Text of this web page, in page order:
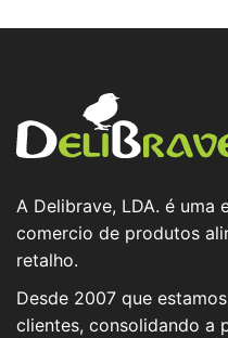
A Delibrave, LDA. é uma
comercio de produtos
retalho.
Desde 2007 que
clientes, consolidando a